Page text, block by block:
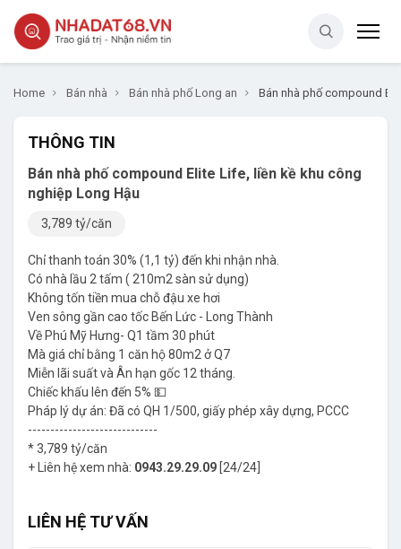
Home Bán nhà Bán nhà phố Long an Bán nhà phố compound
THÔNG TIN
Bán nhà phố compound Elite Life, liền kề khu công
nghiệp Long Hậu
3,789 tỷ/căn
Chỉ thanh toán 30% (1,1 tỷ) đến khi nhận nhà.
Có nhà lầu 2 tấm ( 210m2 sàn sử dụng)
Không tốn tiền mua chỗ đậu xe hơi
Ven sông gần cao tốc Bến Lức - Long Thành
Về Phú Mỹ Hưng- Q1 tầm 30 phút
Mà giá chỉ bằng 1 căn hộ 80m2 ở Q7
Miễn lãi suất và Ân hạn gốc 12 tháng.
Chiếc khấu lên đến 5% 💵
Pháp lý dự án: Đã có QH 1/500, giấy phép xây dựng, PCCC
-----------------------------
* 3,789 tỷ/căn
+ Liên hệ xem nhà: 0943.29.29.09 [24/24]
LIÊN HỆ TƯ VẤN